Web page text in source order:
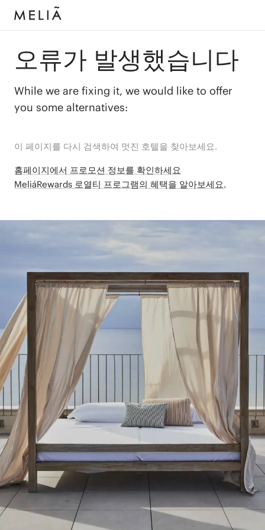
오류가 발생했습니다
While we are fixing it, we would like to offer
you some alternatives:
이 페이지를 다시 검색하여 멋진 호텔을 찾아보세요.
홈페이지에서 프로모션 정보를 확인하세요
MeliáRewards 로열티 프로그램의 혜택을 알아보세요.